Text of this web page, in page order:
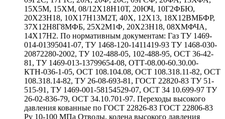
15Х5М, 15ХМ, 08/12Х18Н10Т, 20ЮЧ, 10Г2ФБЮ,
20Х23Н18, 10Х17Н13М2Т, 40Х, 12Х13, 18Х12ВМБФР,
37Х12Н8Г8МФБ, 25Х2М1Ф, 20Х23Н18, 08ХМФЧА,
14Х17Н2. По нормативным документам: Газ ТУ 1469-
014-01395041-07, ТУ 1468-120-1411419-93 ТУ 1468-030-
20872280-2002, ТУ 102-488-05, 102-488-95, ОСТ 36-42-
81, ТУ 1469-013-13799654-08, ОТТ-08.00-60.30.00-
КТН-036-1-05, ОСТ 108.104.08, ОСТ 108.318.11-82, ОСТ
108.318.14-82, ТУ 26-08-693-81, ГОСТ 22820-83 ТУ 51-
515-91, ТУ 1469-001-58154529-07, ОСТ 34 10.699-97 ТУ
26-02-836-79, ОСТ 34.10.701-97. Переходы высокого
давления кованные по ГОСТ 22826-83 ГОСТ 22806-83
Ру 10-100 МПа Отводы, колена высокого давления